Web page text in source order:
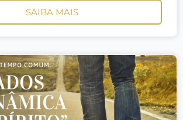
SAIBA MAIS